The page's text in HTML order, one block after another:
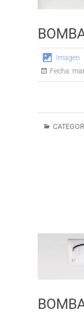
Imagen
Fecha: